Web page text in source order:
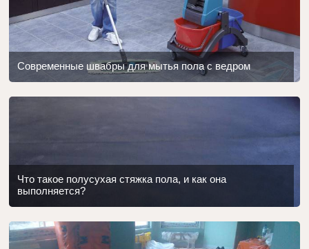
Современные швабры для мытья пола с ведром
Что такое полусухая стяжка пола, и как она
выполняется?